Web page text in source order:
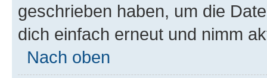
geschrieben haben, um die
dich einfach erneut und nimm
Nach oben